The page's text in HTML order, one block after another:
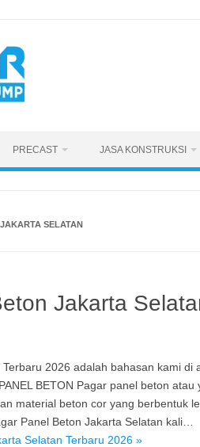
PRECAST JASA KONSTRUKSI
SELATAN
Jakarta
2026 adalah bahasan kami di
BETON Pagar panel beton atau
material beton cor yang berbentuk
Panel Beton Jakarta Selatan kali…
Selatan Terbaru 2026 »